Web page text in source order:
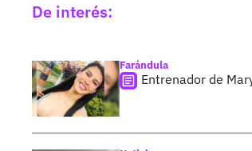
De interés:
Farándula
Entrenador de